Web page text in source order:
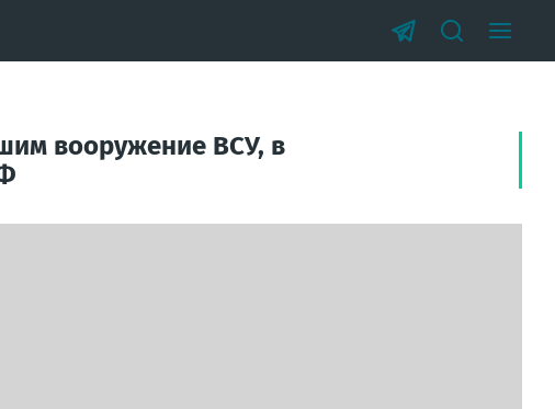
вооружение ВСУ, в